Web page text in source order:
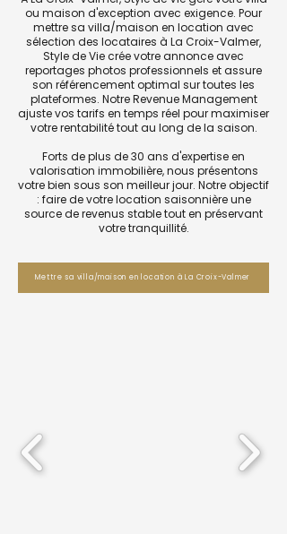
ou maison d'exception avec exigence. Pour
mettre sa villa/maison en location avec
sélection des locataires à La Croix-Valmer,
Style de Vie crée votre annonce avec
reportages photos professionnels et assure
son référencement optimal sur toutes les
plateformes. Notre Revenue Management
ajuste vos tarifs en temps réel pour maximiser
votre rentabilité tout au long de la saison.
Forts de plus de 30 ans d'expertise en
valorisation immobilière, nous présentons
votre bien sous son meilleur jour. Notre objectif
: faire de votre location saisonnière une
source de revenus stable tout en préservant
votre tranquillité.
Mettre sa villa/maison en location à La Croix-Valmer